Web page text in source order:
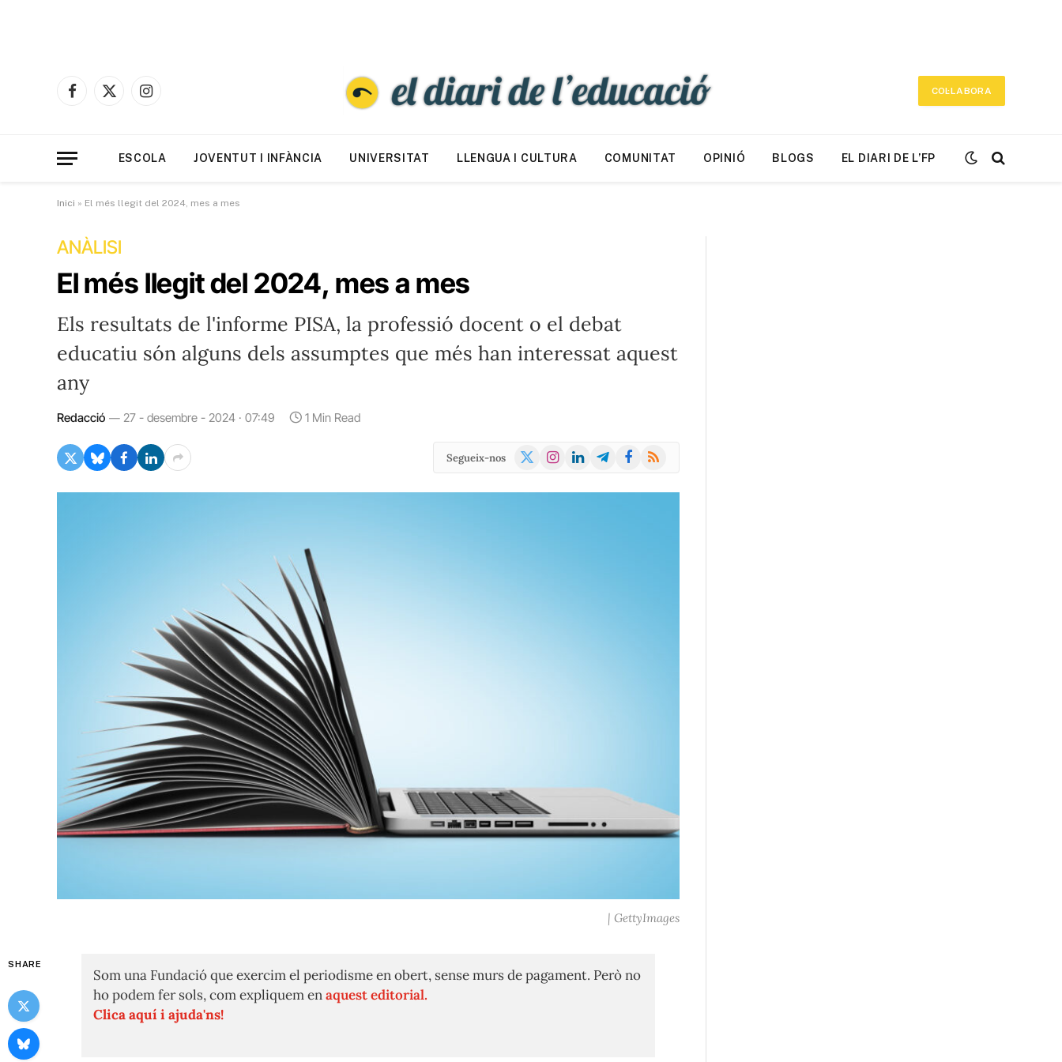
Facebook
X
Instagram
COL·LABORA
ESCOLA JOVENTUT I INFÀNCIA UNIVERSITAT LLENGUA I CULTURA COMUNITAT OPINIÓ BLOGS EL DIARI DE L’FP
Inici » El més llegit del 2024, mes a mes
ANÀLISI
El més llegit del 2024, mes a mes
Els resultats de l'informe PISA, la professió docent o el debat
educatiu són alguns dels assumptes que més han interessat aquest
any
Redacció 27 - desembre - 2024 · 07:49 1 Min Read
Segueix-nos
X
Instagram
LinkedInTelegramFacebook
RSS
| GettyImages
SHARE
Som una Fundació que exercim el periodisme en obert, sense murs de pagament. Però no
ho podem fer sols, com expliquem enaquest editorial.
Clica aquí i ajuda'ns!